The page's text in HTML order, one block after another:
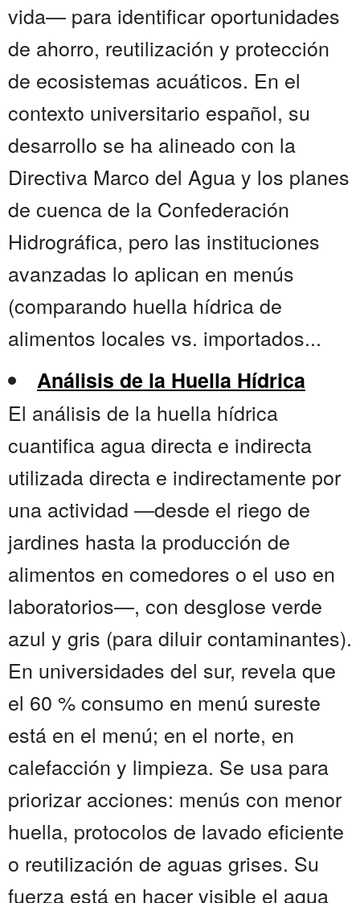
vida— para identificar oportunidades
de ahorro, reutilización y protección
de ecosistemas acuáticos. En el
contexto universitario español, su
desarrollo se ha alineado con la
Directiva Marco del Agua y los planes
de cuenca de la Confederación
Hidrográfica, pero las instituciones
avanzadas lo aplican en menús
(comparando huella hídrica de
alimentos locales vs. importados...
Análisis de la Huella Hídrica
El análisis de la huella hídrica
cuantifica agua directa e indirecta
utilizada directa e indirectamente por
una actividad —desde el riego de
jardines hasta la producción de
alimentos en comedores o el uso en
laboratorios—, con desglose verde
azul y gris (para diluir contaminantes).
En universidades del sur, revela que
el 60 % consumo en menú sureste
está en el menú; en el norte, en
calefacción y limpieza. Se usa para
priorizar acciones: menús con menor
huella, protocolos de lavado eficiente
o reutilización de aguas grises. Su
fuerza está en hacer visible el agua